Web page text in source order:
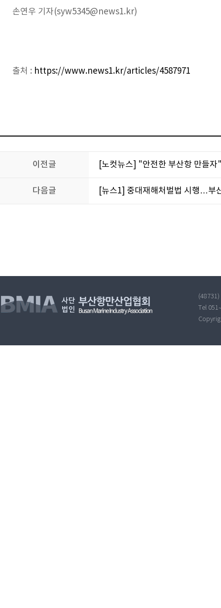
손연우 기자(syw5345@news1.kr)
출처 : https://www.news1.kr/articles/4587971
이전글 [노컷뉴스] "안전한 부산항 만들
다음글 [뉴스1] 중대재해처벌법 시행…부
(48731)
Tel